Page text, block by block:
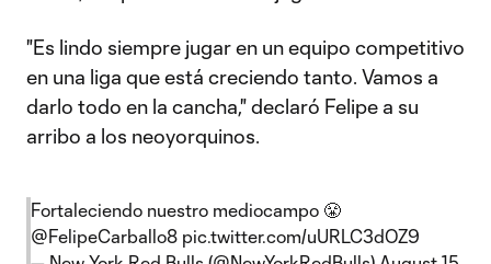
"Es lindo siempre jugar en un equipo competitivo
en una liga que está creciendo tanto. Vamos a
darlo todo en la cancha," declaró Felipe a su
arribo a los neoyorquinos.
Fortaleciendo nuestro mediocampo 😤
@FelipeCarballo8 pic.twitter.com/uURLC3dOZ9